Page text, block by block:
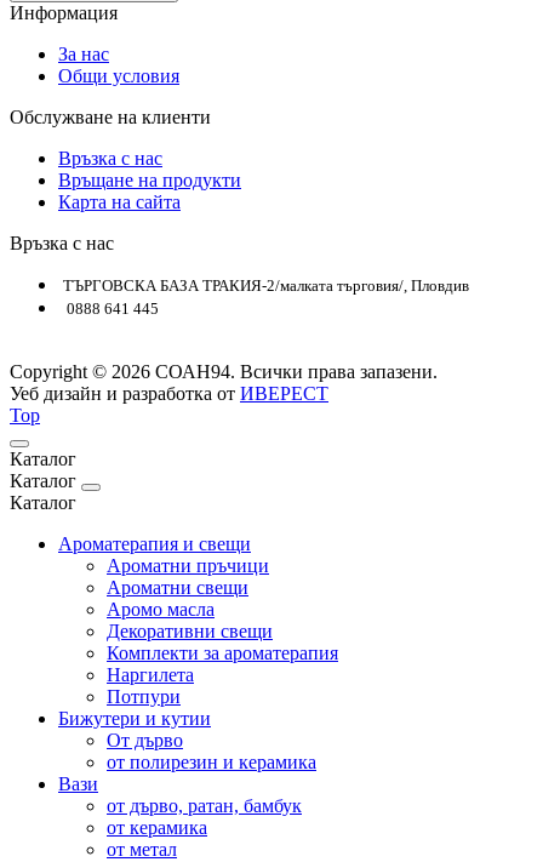
Информация
За нас
Общи условия
Обслужване на клиенти
Връзка с нас
Връщане на продукти
Карта на сайта
Връзка с нас
ТЪРГОВСКА БАЗА ТРАКИЯ-2/малката търговия/, Пловдив
0888 641 445
Copyright © 2026 СОАН94. Всички права запазени.
Уеб дизайн и разработка от ИВЕРЕСТ
Top
Каталог
Каталог
Каталог
Ароматерапия и свещи
Ароматни пръчици
Ароматни свещи
Аромо масла
Декоративни свещи
Комплекти за ароматерапия
Наргилета
Потпури
Бижутери и кутии
От дърво
от полирезин и керамика
Вази
от дърво, ратан, бамбук
от керамика
от метал